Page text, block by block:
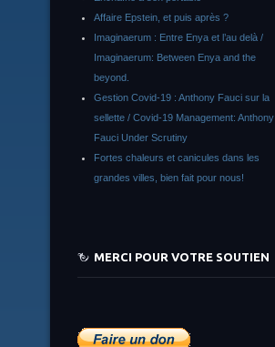
Affaire Epstein, et puis après ?
Imaginaerum : Entre Enya et l’au delà /
Imaginaerum: Between Enya and the
beyond.
Gestion Covid-19 : Anthony Fauci sur la
sellette / Covid-19 Management: Anthony
Fauci Under Scrutiny
Fortes chaleurs et canicules dans les
grandes villes, bien fait pour nous!
MERCI POUR VOTRE SOUTIEN